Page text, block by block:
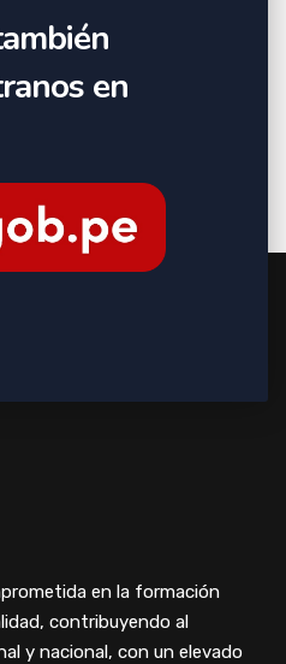
en
en la formación
contribuyendo al
y nacional, con un elevado